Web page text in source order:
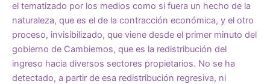
el tematizado por los medios como si fuera un hecho de la
naturaleza, que es el de la contracción económica, y el otro
proceso, invisibilizado, que viene desde el primer minuto del
gobierno de Cambiemos, que es la redistribución del
ingreso hacia diversos sectores propietarios. No se ha
detectado, a partir de esa redistribución regresiva, ni